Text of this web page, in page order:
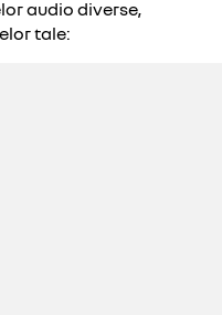
audio diverse,
tale: